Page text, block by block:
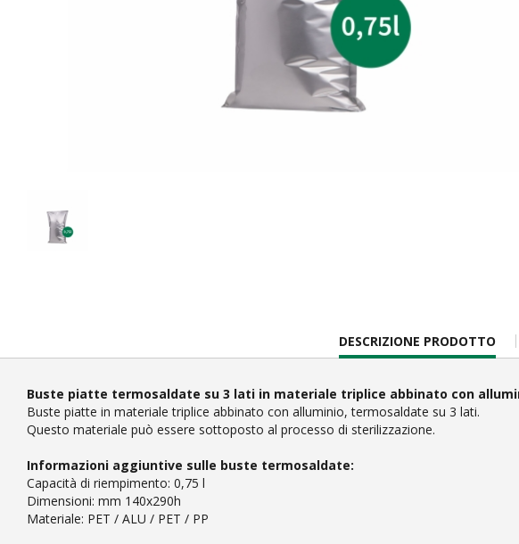
CURRENT
TAB:
DESCRIZIONE PRODOTTO
Buste piatte termosaldate su 3 lati in materiale triplice abbinato con
Buste piatte in materiale triplice abbinato con alluminio, termosaldate su 3 lati.
Questo materiale può essere sottoposto al processo di sterilizzazione.
Informazioni aggiuntive sulle buste termosaldate:
Capacità di riempimento: 0,75 l
Dimensioni: mm 140x290h
Materiale: PET / ALU / PET / PP